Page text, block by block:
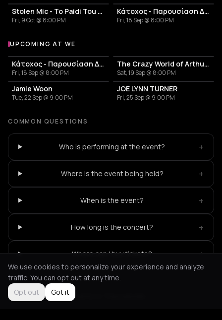
Stolen Mic - To Paidi Tou Diplanou Portal
Fri, 9 Oct @ 8:00 PM
Κάτοχος - Παρουσίαση Δίσκου 'Κουκουβάγιες'
Fri, 18 Sep @ 8:00 PM
More events at WE
UPCOMING AT WE
Κάτοχος - Παρουσίαση Δίσκου 'Κουκουβάγιες'
Fri, 18 Sep @ 8:00 PM
The Crazy World of Arthur Brown
Sat, 19 Sep @ 8:00 PM
Jamie Woon
Tue, 22 Sep @ 9:00 PM
JOE LYNN TURNER
Fri, 25 Sep @ 9:00 PM
COMMON QUESTIONS
Who is performing at the event? +
Where is the event being held? +
When is the event? +
How long is the concert? +
Where can I buy tickets? +
Not feeling it? All events in Thessaloniki
We use cookies to personalize your experience and analyze
traffic. You can opt out at any time.
Opt out
Got it